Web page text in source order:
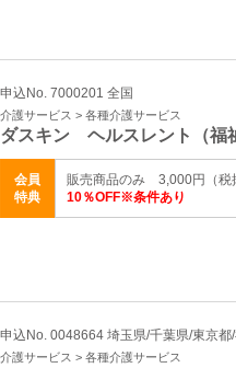
申込No. 7000201 全国
介護サービス > 各種介護サービス
ダスキン ヘルスレント（福
会員
特典
販売商品のみ 3,000円（税
10％OFF※条件あり
申込No. 0048664 埼玉県/千葉県/東京都
介護サービス > 各種介護サービス